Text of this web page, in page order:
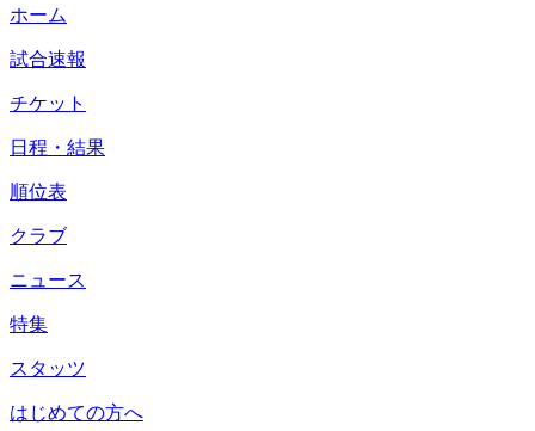
ホーム
試合速報
チケット
日程・結果
順位表
クラブ
ニュース
特集
スタッツ
はじめての方へ